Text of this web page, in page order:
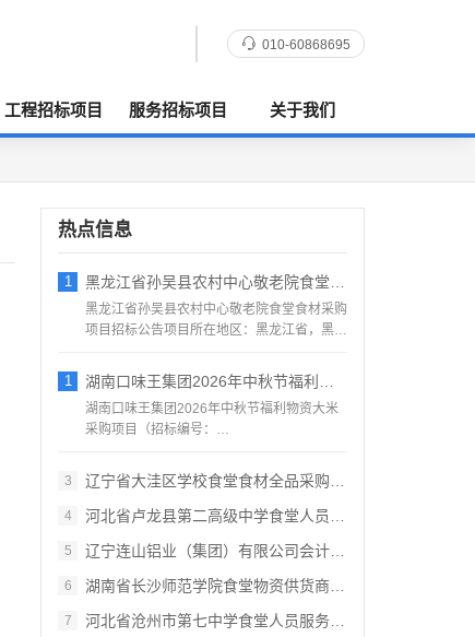
010-60868695
工程招标项目 服务招标项目 关于我们
热点信息
1 黑龙江省孙吴县农村中心敬老院食堂食材采购
黑龙江省孙吴县农村中心敬老院食堂食材采购
项目招标公告项目所在地区：黑龙江省，黑河
1 湖南口味王集团2026年中秋节福利物资大
湖南口味王集团2026年中秋节福利物资大米
采购项目（招标编号：
3
辽宁省大洼区学校食堂食材全品采购配送服务
4 河北省卢龙县第二高级中学食堂人员管理服务
5 辽宁连山铝业（集团）有限公司会计外包服务
6 湖南省长沙师范学院食堂物资供货商采购项目
7 河北省沧州市第七中学食堂人员服务项目招标